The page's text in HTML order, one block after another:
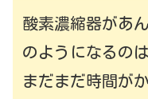
酸素濃縮器があ
のようになるのは
まだまだ時間が